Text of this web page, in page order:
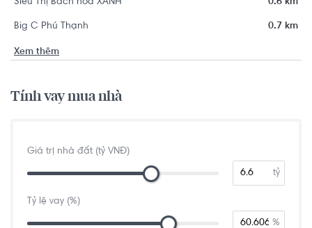
Siêu Thị Bách hóa XANH 0.6 km
Big C Phú Thạnh 0.7 km
Xem thêm
Tính vay mua nhà
Giá trị nhà đất (tỷ VNĐ)
tỷ
Tỷ lệ vay (%)
%